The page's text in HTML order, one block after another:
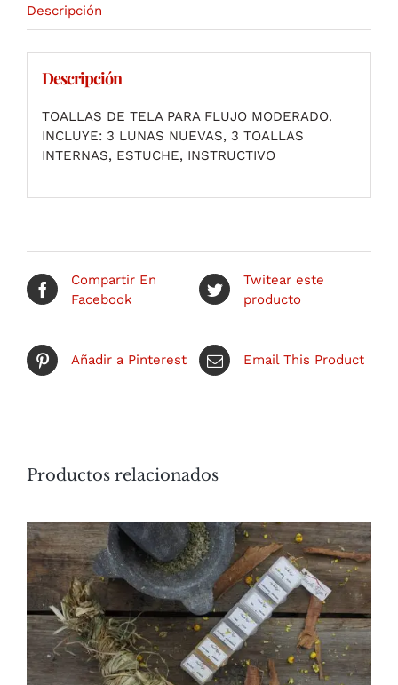
Descripción
Descripción
TOALLAS DE TELA PARA FLUJO MODERADO.
INCLUYE: 3 LUNAS NUEVAS, 3 TOALLAS
INTERNAS, ESTUCHE, INSTRUCTIVO
Compartir En
Facebook
Twitear este
producto
Añadir a Pinterest Email This Product
Productos relacionados